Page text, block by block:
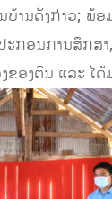
ານດັ່ງກ່າວ; ພ້ອ
ະກອນການສຶກສ
ຂອງຕົນ ແລະ ໄ